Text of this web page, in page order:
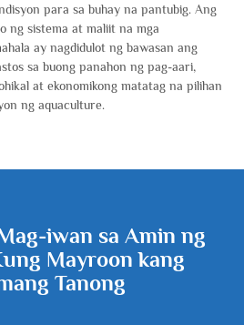
para sa buhay na pantubig. Ang
ng sistema at maliit na mga
ay nagdidulot ng bawasan ang
sa buong panahon ng pag-aari,
at ekonomikong matatag na pilihan
ng aquaculture.
iwan sa Amin ng
Mayroon kang
Tanong